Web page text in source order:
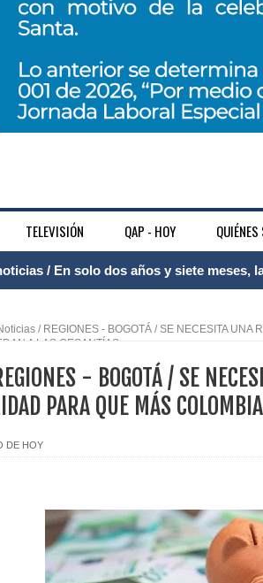
TELEVISIÓN QAP - HOY
/ El Aeropuerto Internacional
/ Caldas fortalece el Mecanismo
/ La Alcaldía de Pereira continúa
/ REGIONES - BOGOTÁ / SE NECESITA UNA
A LAS CESANTÍAS
- BOGOTÁ / SE
PARA QUE MÁS
DE HOY